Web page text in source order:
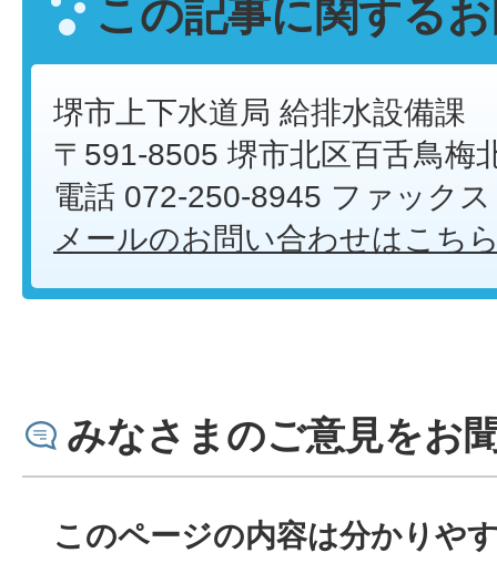
この記事に関する
堺市上下水道局 給排水設備課
〒591-8505 堺市北区百舌鳥梅
電話 072-250-8945 ファック
メールのお問い合わせはこち
みなさまのご意見をお
このページの内容は分かりや